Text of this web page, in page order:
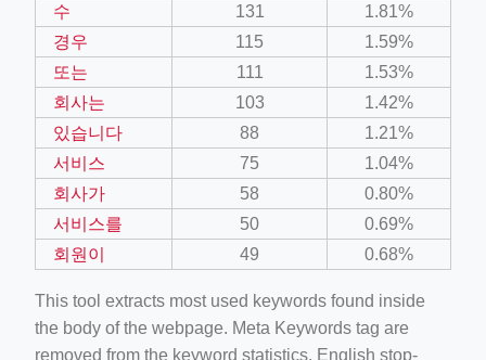
수
131
1.81%
경우
115
1.59%
또는
111
1.53%
회사는
103
1.42%
있습니다
88
1.21%
서비스
75
1.04%
회사가
58
0.80%
서비스를
50
0.69%
회원이
49 0.68%
This tool extracts most used keywords found inside
the body of the webpage. Meta Keywords tag are
removed from the keyword statistics. English stop-